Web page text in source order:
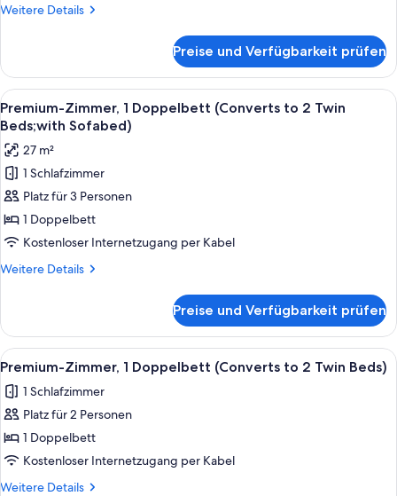
2
anzeigen
Weitere Details
Weitere
1
Doppelbett
(Converts
to
Twin
Beds)
Preise und Verfügbarkeit prüfen
Alle
Fotos
für
Premium-
Zimmer,
1
Doppelbett
(Converts
to
Beds;with
Sofabed)
anzeigen
Ein Hotelzimmer mit zwei Betten,
10
Premium-Zimmer, 1 Doppelbett (Converts to 2 Twin
Beds;with Sofabed)
27 m²
1 Schlafzimmer
Platz für 3 Personen
1 Doppelbett
Kostenloser Internetzugang per Kabel
Weitere Details
Weitere
Zimmer,
Doppelbett
to
2
Beds;with
Sofabed)
Preise und Verfügbarkeit prüfen
Alle
Fotos
für
Premium-
Zimmer,
1
Doppelbett
Ein modernes Hotelzimmer mit
11
Premium-Zimmer, 1 Doppelbett (Converts to 2 Twin Beds)
1 Schlafzimmer
Platz für 2 Personen
1 Doppelbett
Kostenloser Internetzugang per Kabel
Weitere Details
Weitere